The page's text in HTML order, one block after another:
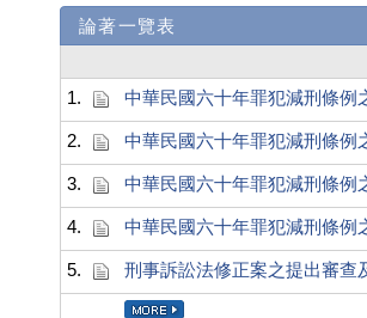
論著一覽表
1.
中華民國六十年罪犯減刑條例
2. 中華民國六十年罪犯減刑條例
3. 中華民國六十年罪犯減刑條例
4. 中華民國六十年罪犯減刑條例
5. 刑事訴訟法修正案之提出審查